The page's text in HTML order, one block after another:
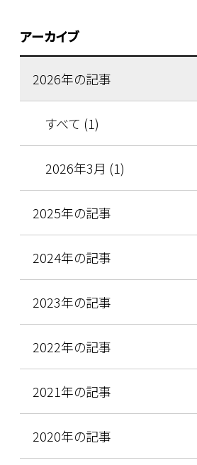
アーカイブ
2026年の記事
すべて (1)
2026年3月 (1)
2025年の記事
2024年の記事
2023年の記事
2022年の記事
2021年の記事
2020年の記事